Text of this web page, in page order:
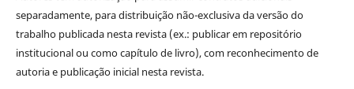
separadamente, para distribuição não-exclusiva da versão do
trabalho publicada nesta revista (ex.: publicar em repositório
institucional ou como capítulo de livro), com reconhecimento de
autoria e publicação inicial nesta revista.